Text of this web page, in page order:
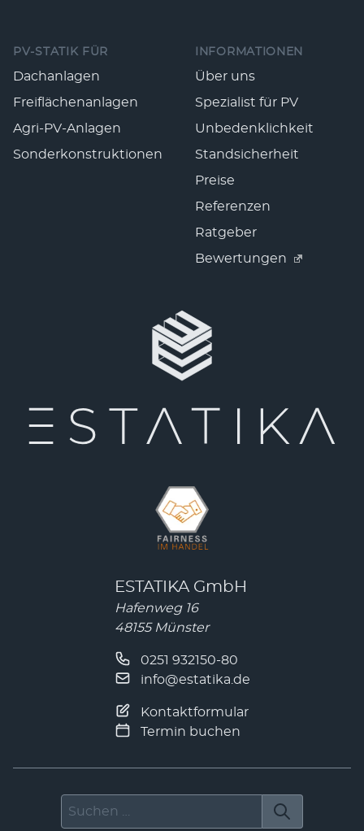
PV-STATIK FÜR
Dachanlagen
Freiflächenanlagen
Agri-PV-Anlagen
Sonderkonstruktionen
INFORMATIONEN
Über uns
Spezialist für PV
Unbedenklichkeit
Standsicherheit
Preise
Referenzen
Ratgeber
Bewertungen
ESTATIKA GmbH
Hafenweg 16
48155 Münster
0251 932150-80
info@estatika.de
Kontaktformular
Termin buchen